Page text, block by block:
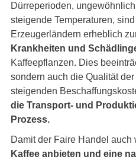
Dürreperioden,
steigende Temperaturen,
Erzeugerländern erheblich
Krankheiten und
Kaffeepflanzen. Dies
sondern auch die Qualität
steigenden
die Transport- und
Prozess.
Damit der Faire Handel auch
Kaffee anbieten und eine